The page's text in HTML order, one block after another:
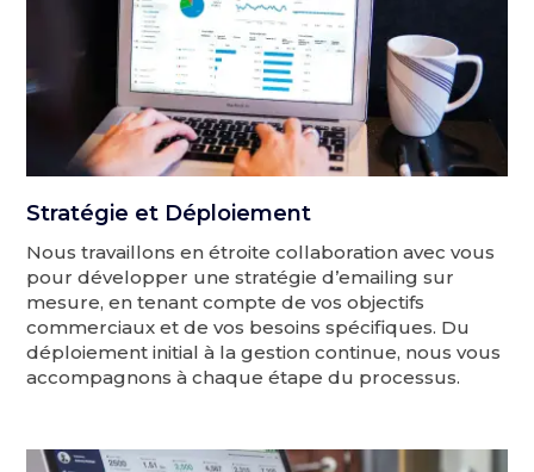
Stratégie et Déploiement
Nous travaillons en étroite collaboration avec vous
pour développer une stratégie d’emailing sur
mesure, en tenant compte de vos objectifs
commerciaux et de vos besoins spécifiques. Du
déploiement initial à la gestion continue, nous vous
accompagnons à chaque étape du processus.